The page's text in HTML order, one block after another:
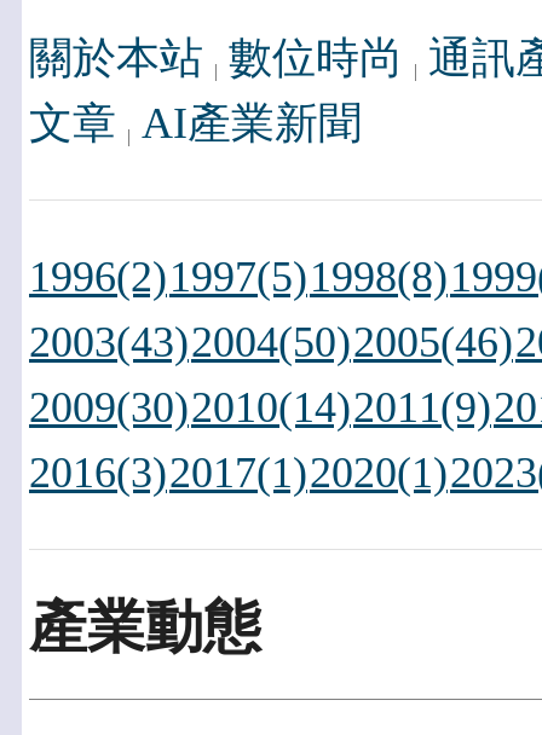
關於本站 數位時尚
通訊
文章 AI產業新聞
1996(2)1997(5)1998(8)
2003(43)2004(50)2005(46)
2009(30)2010(14)2011(9)
2016(3)2017(1)2020(1)
產業動態